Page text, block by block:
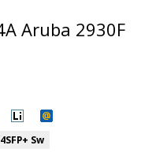
Aruba 2930F
Sw